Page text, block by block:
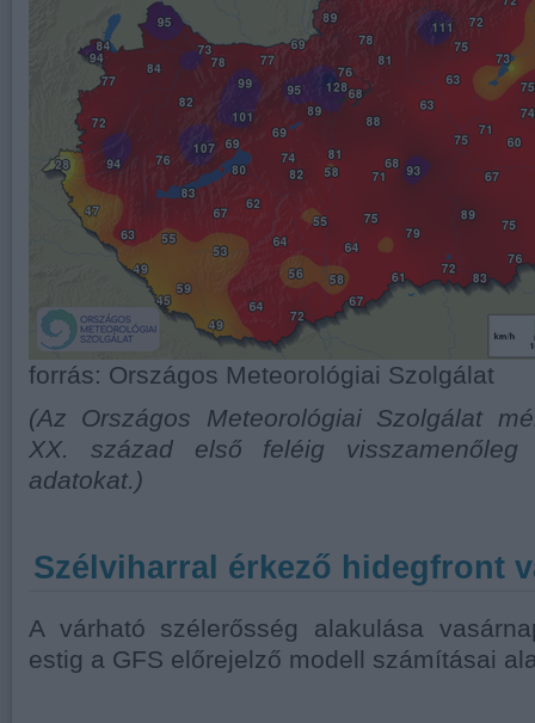
forrás: Országos Meteorológiai Szolgálat
(Az Országos Meteorológiai Szolgálat
XX. század első feléig visszamenőleg
adatokat.)
Szélviharral érkező hidegfront
A várható szélerősség alakulása
estig a GFS előrejelző modell számításai